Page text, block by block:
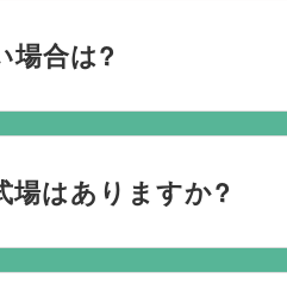
場合は?
場はありますか?